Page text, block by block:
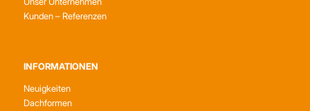
Kunden – Referenzen
INFORMATIONEN
Neuigkeiten
Dachformen